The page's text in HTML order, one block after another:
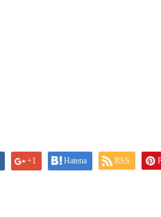
+1 Hatena RSS